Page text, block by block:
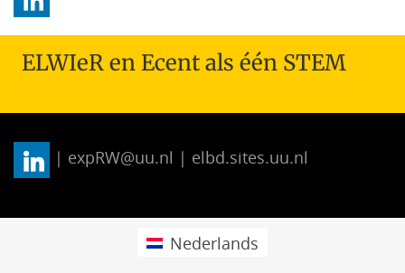
ELWIeR en Ecent als één STEM
| expRW@uu.nl | elbd.sites.uu.nl
Nederlands